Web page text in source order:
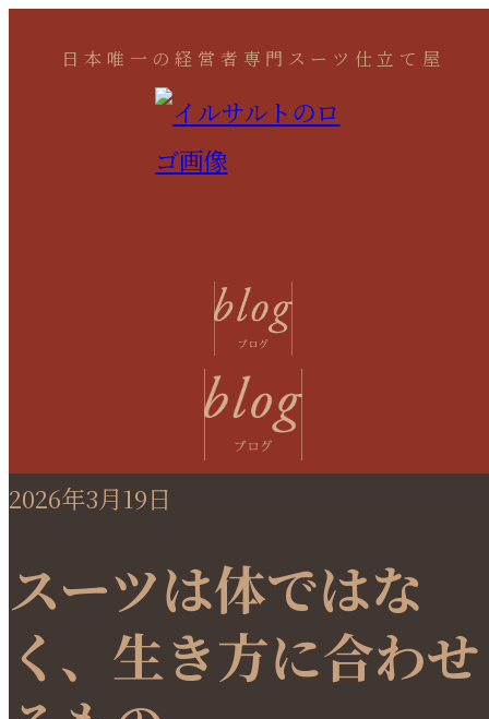
日本唯一の経営者専門スーツ仕立て屋
2026年3月19日
スーツは体ではな
く、生き方に合わせ